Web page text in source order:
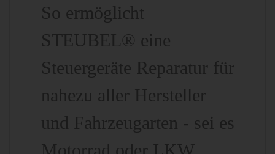
So ermöglicht
STEUBEL® eine
Steuergeräte Reparatur für
nahezu aller Hersteller
und Fahrzeugarten - sei es
Motorrad oder LKW.